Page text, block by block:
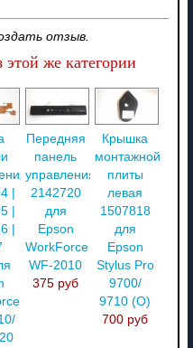
отзыв.
же категории
|
|
|
Передняя
панель
управления
2142720
для
Epson
WorkForce
WF-2010
375 руб
Крышка
монтажной
плиты
левая
1507818
для
Epson
Stylus Pro
9700/
9710 (O)
700 руб